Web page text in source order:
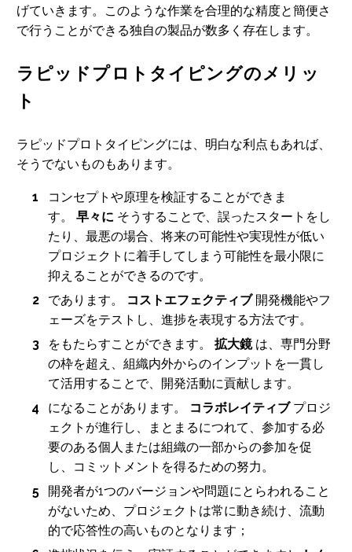
げていきます。このような作業を合理的な精度と簡便さ
で行うことができる独自の製品が数多く存在します。
ラピッドプロトタイピングのメリッ
ト
ラピッドプロトタイピングには、明白な利点もあれば、
そうでないものもあります。
コンセプトや原理を検証することができま
す。 早々に そうすることで、誤ったスタートをし
たり、最悪の場合、将来の可能性や実現性が低い
プロジェクトに着手してしまう可能性を最小限に
抑えることができるのです。
であります。
コストエフェクティブ開発機能やフ
ェーズをテストし、進捗を表現する方法です。
をもたらすことができます。 拡大鏡は、専門分野
の枠を超え、組織内外からのインプットを一貫し
て活用することで、開発活動に貢献します。
になることがあります。
コラボレイティブプロジ
ェクトが進行し、まとまるにつれて、参加する必
要のある個人または組織の一部からの参加を促
し、コミットメントを得るための努力。
開発者が1つのバージョンや問題にとらわれること
がないため、プロジェクトは常に動き続け、流動
的で応答性の高いものとなります；